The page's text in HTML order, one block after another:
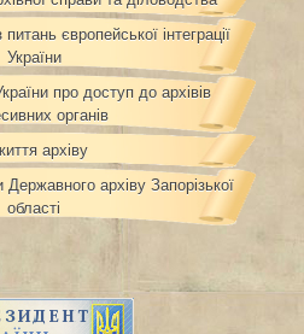
питань європейської інтеграції
України
про доступ до архівів
органів
архіву
архіву Запорізької
області